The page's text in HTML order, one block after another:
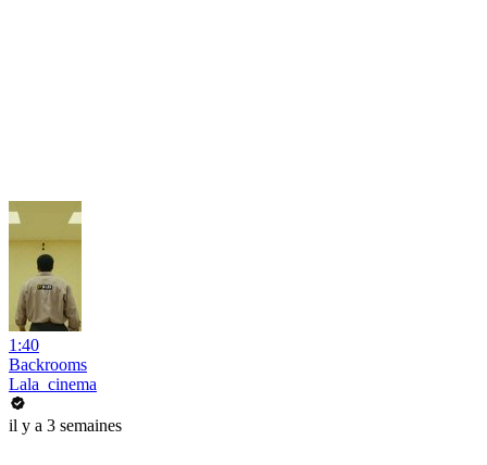
1:40
Backrooms
Lala_cinema
il y a 3 semaines